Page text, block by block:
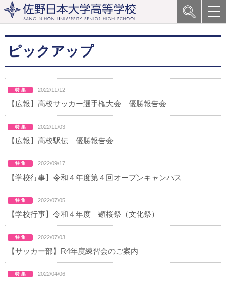
ピックアップ
2022/11/12
【広報】高校サッカー選手権大会 優勝報告会
2022/11/03
【広報】高校駅伝 優勝報告会
2022/09/17
【学校行事】令和４年度第４回オープンキャンパス
2022/07/05
【学校行事】令和４年度 顕桜祭（文化祭）
2022/07/03
【サッカー部】R4年度練習会のご案内
2022/04/06